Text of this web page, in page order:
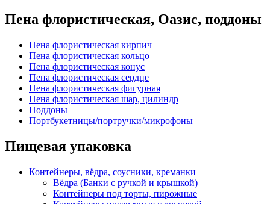
Пена флористическая, Оазис, поддоны
Пена флористическая кирпич
Пена флористическая кольцо
Пена флористическая конус
Пена флористическая сердце
Пена флористическая фигурная
Пена флористическая шар, цилиндр
Поддоны
Портбукетницы/портручки/микрофоны
Пищевая упаковка
Контейнеры, вёдра, соусники, креманки
Вёдра (Банки с ручкой и крышкой)
Контейнеры под торты, пирожные